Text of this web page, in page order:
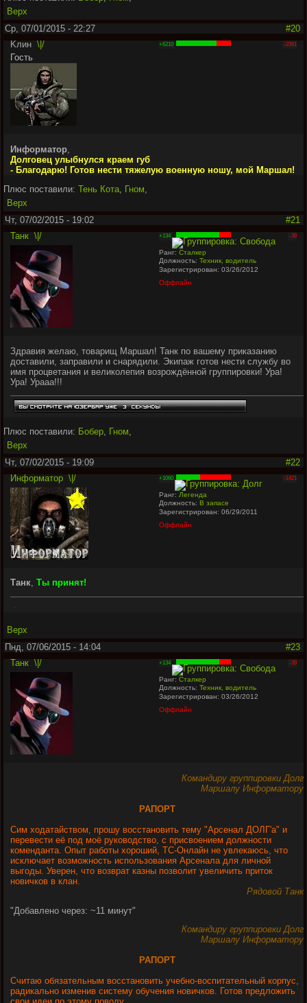
Верх
Ср, 07/01/2015 - 22:27
#20
Kлин \|/
Гость
+6210 -2361
Информатор
Долговец улыбнулся краем губ
- Благодарю! Готов нести тяжелую военную ношу, мой Маршал!
Плюс поставили: Тень Кота Гном
Верх
Чт, 07/02/2015 - 19:02
#21
Танк \|/ +134 -39
Ранг:Сталкер
Должность:Техник, водитель
Зарегистрирован: 03/26/2012
Оффлайн
Здравия желаю, товарищ Маршал! Танк по вашему приказанию
доставили, заправили и снарядили. Экипаж готов нести службу во
имя процветания и великолепия возрождённой группировки! Ура!
Ура! Урааа!!!
Плюс поставили: Бобер Гном
Верх
Чт, 07/02/2015 - 19:09
#22
Информатор \|/ +1060 -1421
Ранг: Легенда
Должность:В запасе
Зарегистрирован: 06/29/2011
Оффлайн
Танк, Ты принят!
Верх
Пнд, 07/06/2015 - 14:04
#23
Танк \|/ +134 -39
Ранг:Сталкер
Должность:Техник, водитель
Зарегистрирован: 03/26/2012
Оффлайн
Командиру группировки Долг
Маршалу Информатору
РАПОРТ
Сим ходатайством, прошу восстановить тему "Арсенал ДОЛГ'а" и
перевести её под моё руководство, с присвоением должности
коменданта. Опыт работы хороший, ТС-Онлайн не увлекаюсь, что
исключает возможность использования Арсенала для личной
выгоды. Уверен, что возврат казны позволит увеличить приток
новичков в клан.
Рядовой Танк
"Добавлено через: ~11 минут"
Командиру группировки Долг
Маршалу Информатору
РАПОРТ
Считаю обязательным восстановить учебно-воспитательный корпус,
радикально изменив систему обучения новичков. Готов предложить